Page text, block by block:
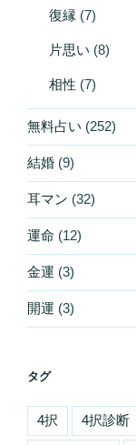
復縁 (7)
片思い (8)
相性 (7)
無料占い (252)
結婚 (9)
耳マン (32)
運命 (12)
金運 (3)
開運 (3)
タグ
4択 4択診断